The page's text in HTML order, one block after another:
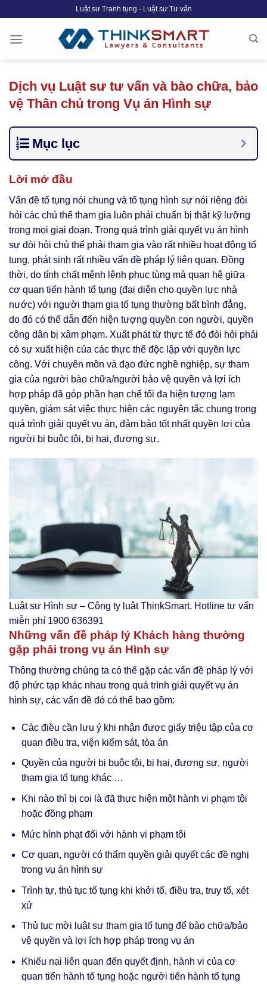
content
Luật sư Tranh tụng - Luật sư Tư vấn
Dịch vụ Luật sư tư vấn và bào chữa, bảo
vệ Thân chủ trong Vụ án Hình sự
Mục lục
Lời mở đầu
Vấn đề tố tụng nói chung và tố tụng hình sự nói riêng đòi
hỏi các chủ thể tham gia luôn phải chuẩn bị thật kỹ lưỡng
trong mọi giai đoạn. Trong quá trình giải quyết vụ án hình
sự đòi hỏi chủ thể phải tham gia vào rất nhiều hoạt động tố
tụng, phát sinh rất nhiều vấn đề pháp lý liên quan. Đồng
thời, do tính chất mệnh lệnh phục tùng mà quan hệ giữa
cơ quan tiến hành tố tụng (đại diện cho quyền lực nhà
nước) với người tham gia tố tụng thường bất bình đẳng,
do đó có thể dẫn đến hiện tượng quyền con người, quyền
công dân bị xâm phạm. Xuất phát từ thực tế đó đòi hỏi phải
có sự xuất hiện của các thực thể độc lập với quyền lực
công. Với chuyên môn và đạo đức nghề nghiệp, sự tham
gia của người bào chữa/người bảo vệ quyền và lợi ích
hợp pháp đã góp phần hạn chế tối đa hiện tượng lạm
quyền, giám sát việc thực hiện các nguyên tắc chung trong
quá trình giải quyết vụ án, đảm bảo tốt nhất quyền lợi của
người bị buộc tội, bị hại, đương sự.
Luật sư Hình sự – Công ty luật ThinkSmart, Hotline tư vấn
miễn phí 1900 636391
Những vấn đề pháp lý Khách hàng thường
gặp phải trong vụ án Hình sự
Thông thường chúng ta có thể gặp các vấn đề pháp lý với
độ phức tạp khác nhau trong quá trình giải quyết vụ án
hình sự, các vấn đề đó có thể bao gồm:
Các điều cần lưu ý khi nhận được giấy triệu tập của cơ
quan điều tra, viện kiểm sát, tòa án
Quyền của người bị buộc tội, bị hại, đương sự, người
tham gia tố tụng khác …
Khi nào thì bị coi là đã thực hiện một hành vi phạm tội
hoặc đồng phạm
Mức hình phạt đối với hành vi phạm tội
Cơ quan, người có thẩm quyền giải quyết các đề nghị
trong vụ án hình sự
Trình tự, thủ tục tố tụng khi khởi tố, điều tra, truy tố, xét
xử
Thủ tục mời luật sư tham gia tố tụng để bào chữa/bảo
vệ quyền và lợi ích hợp pháp trong vụ án
Khiếu nại liên quan đến quyết định, hành vi của cơ
quan tiến hành tố tụng hoặc người tiến hành tố tụng